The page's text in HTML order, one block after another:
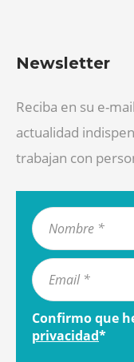
Newsletter
Reciba en su e-
actualidad
trabajan con
Confirmo que
privacidad*